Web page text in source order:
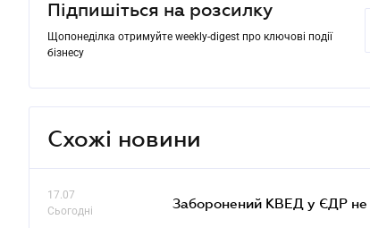
Підпишіться на розсилку
Щопонеділка отримуйте weekly-digest про ключові події
бізнесу
Схожі новини
17.07
Сьогодні
Заборонений КВЕД у ЄДР не